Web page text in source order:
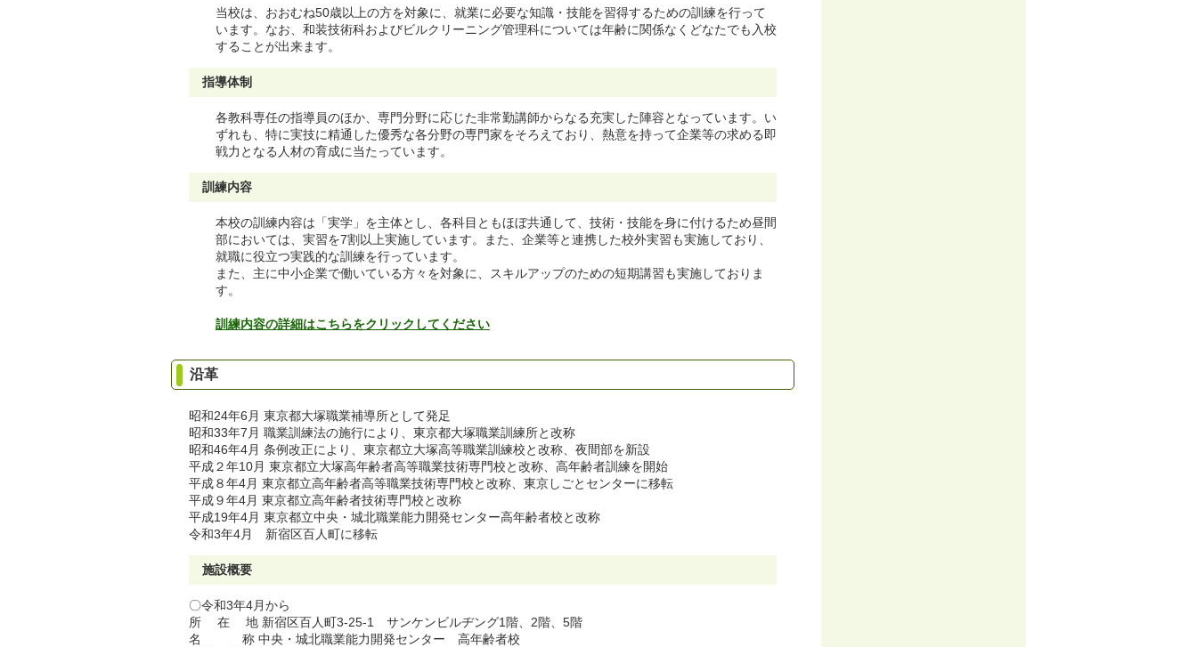
当校は、おおむね50歳以上の方を対象に、就業に必要な知識・技能を習得するための訓練を行って
います。なお、和装技術科およびビルクリーニング管理科については年齢に関係なくどなたでも入校
することが出来ます。
指導体制
各教科専任の指導員のほか、専門分野に応じた非常勤講師からなる充実した陣容となっています。い
ずれも、特に実技に精通した優秀な各分野の専門家をそろえており、熱意を持って企業等の求める即
戦力となる人材の育成に当たっています。
訓練内容
本校の訓練内容は「実学」を主体とし、各科目ともほぼ共通して、技術・技能を身に付けるため昼間
部においては、実習を7割以上実施しています。また、企業等と連携した校外実習も実施しており、
就職に役立つ実践的な訓練を行っています。
また、主に中小企業で働いている方々を対象に、スキルアップのための短期講習も実施しておりま
す。
訓練内容の詳細はこちらをクリックしてください
沿革
昭和24年6月 東京都大塚職業補導所として発足
昭和33年7月 職業訓練法の施行により、東京都大塚職業訓練所と改称
昭和46年4月 条例改正により、東京都立大塚高等職業訓練校と改称、夜間部を新設
平成２年10月 東京都立大塚高年齢者高等職業技術専門校と改称、高年齢者訓練を開始
平成８年4月 東京都立高年齢者高等職業技術専門校と改称、東京しごとセンターに移転
平成９年4月 東京都立高年齢者技術専門校と改称
平成19年4月 東京都立中央・城北職業能力開発センター高年齢者校と改称
令和3年4月 新宿区百人町に移転
施設概要
〇令和3年4月から
所 在 地 新宿区百人町3-25-1 サンケンビルヂング1階、2階、5階
名 称 中央・城北職業能力開発センター 高年齢者校